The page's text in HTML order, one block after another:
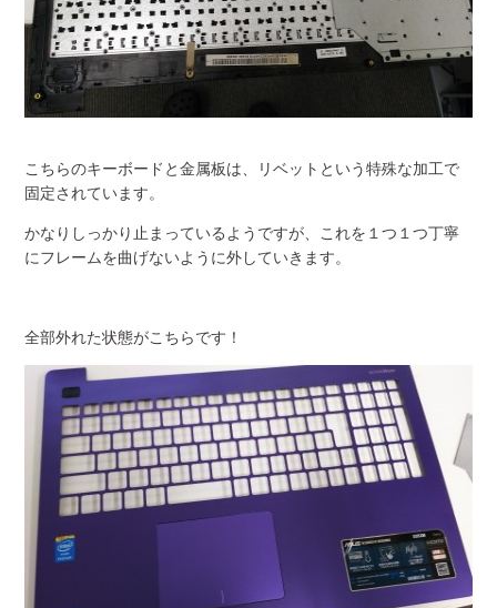
こちらのキーボードと金属板は、リベットという特殊な加工で
固定されています。
かなりしっかり止まっているようですが、これを１つ１つ丁寧
にフレームを曲げないように外していきます。
全部外れた状態がこちらです！